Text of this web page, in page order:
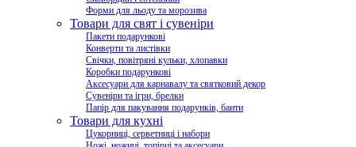
Форми для льоду та морозива
Товари для свят і сувеніри
Пакети подарункові
Конверти та листівки
Свічки, повітряні кульки, хлопавки
Коробки подарункові
Аксесуари для карнавалу та святковий декор
Сувеніри та ігри, брелки
Папір для пакування подарунків, банти
Товари для кухні
Цукорниці, серветниці і набори